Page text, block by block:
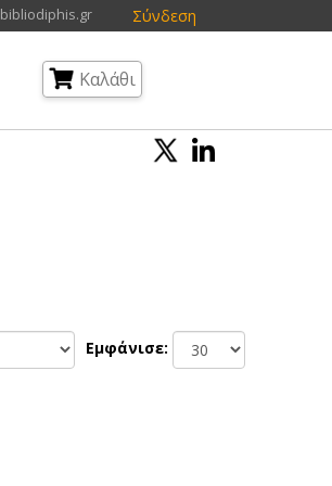
Σύνδεση
Καλάθι
Εμφάνισε: